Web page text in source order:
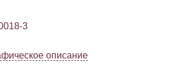
3
описание